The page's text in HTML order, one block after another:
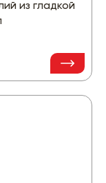
из гладкой